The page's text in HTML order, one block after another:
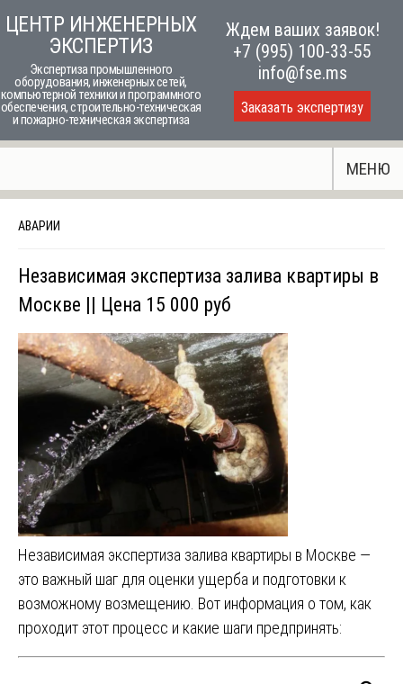
to
content
ЦЕНТР ИНЖЕНЕРНЫХ
ЭКСПЕРТИЗ
Экспертиза промышленного
оборудования, инженерных сетей,
компьютерной техники и программного
обеспечения, строительно-техническая
и пожарно-техническая экспертиза
Ждем ваших заявок!
+7 (995) 100-33-55
info@fse.ms
Заказать экспертизу
МЕНЮ
АВАРИИ
Независимая экспертиза залива квартиры в
Москве || Цена 15 000 руб
Независимая экспертиза залива квартиры в Москве —
это важный шаг для оценки ущерба и подготовки к
возможному возмещению. Вот информация о том, как
проходит этот процесс и какие шаги предпринять: